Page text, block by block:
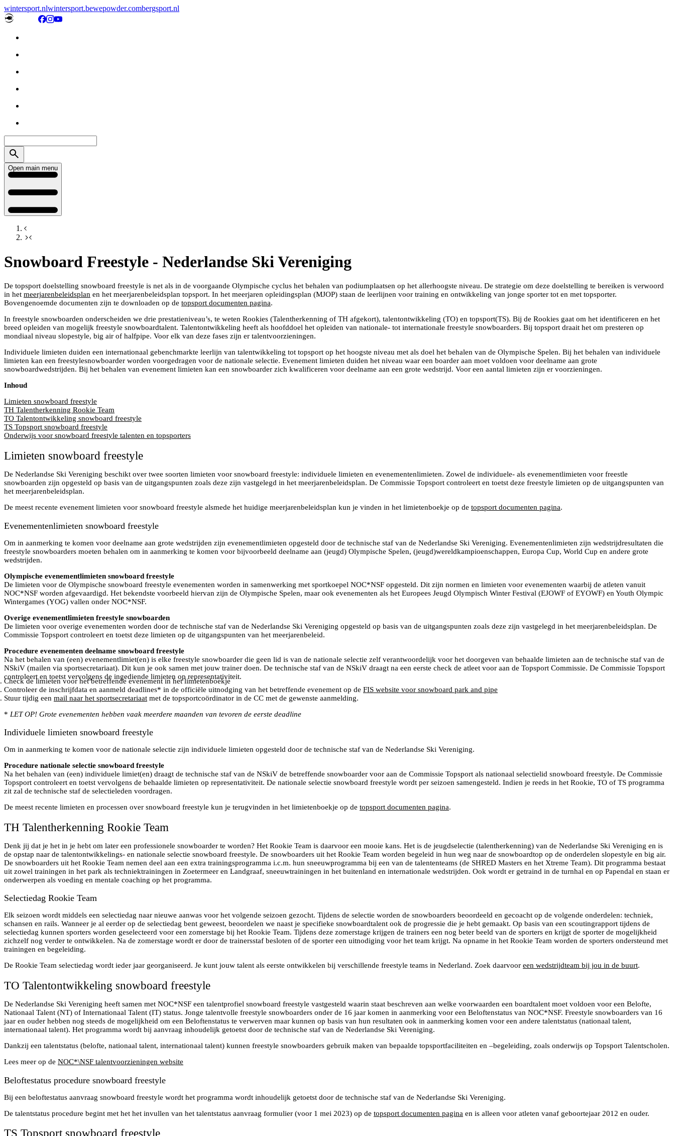
wintersport.nlwintersport.bewepowder.combergsport.nl
Open main menu
Snowboard Freestyle - Nederlandse Ski Vereniging
De topsport doelstelling snowboard freestyle is net als in de voorgaande Olympische cyclus het behalen van podiumplaatsen op het allerhoogste niveau. De strategie om deze doelstelling te bereiken is verwoord
in het meerjarenbeleidsplan en het meerjarenbeleidsplan topsport. In het meerjaren opleidingsplan (MJOP) staan de leerlijnen voor training en ontwikkeling van jonge sporter tot en met topsporter.
Bovengenoemde documenten zijn te downloaden op de topsport documenten pagina.
In freestyle snowboarden onderscheiden we drie prestatieniveau’s, te weten Rookies (Talentherkenning of TH afgekort), talentontwikkeling (TO) en topsport(TS). Bij de Rookies gaat om het identificeren en het
breed opleiden van mogelijk freestyle snowboardtalent. Talentontwikkeling heeft als hoofddoel het opleiden van nationale- tot internationale freestyle snowboarders. Bij topsport draait het om presteren op
mondiaal niveau slopestyle, big air of halfpipe. Voor elk van deze fases zijn er talentvoorzieningen.
Individuele limieten duiden een internationaal gebenchmarkte leerlijn van talentwikkeling tot topsport op het hoogste niveau met als doel het behalen van de Olympische Spelen. Bij het behalen van individuele
limieten kan een freestylesnowboarder worden voorgedragen voor de nationale selectie. Evenement limieten duiden het niveau waar een boarder aan moet voldoen voor deelname aan grote
snowboardwedstrijden. Bij het behalen van evenement limieten kan een snowboarder zich kwalificeren voor deelname aan een grote wedstrijd. Voor een aantal limieten zijn er voorzieningen.
Inhoud
Limieten snowboard freestyle
TH Talentherkenning Rookie Team
TO Talentontwikkeling snowboard freestyle
TS Topsport snowboard freestyle
Onderwijs voor snowboard freestyle talenten en topsporters
Limieten snowboard freestyle
De Nederlandse Ski Vereniging beschikt over twee soorten limieten voor snowboard freestyle: individuele limieten en evenementenlimieten. Zowel de individuele- als evenementlimieten voor freestle
snowboarden zijn opgesteld op basis van de uitgangspunten zoals deze zijn vastgelegd in het meerjarenbeleidsplan. De Commissie Topsport controleert en toetst deze freestyle limieten op de uitgangspunten van
het meerjarenbeleidsplan.
De meest recente evenement limieten voor snowboard freestyle alsmede het huidige meerjarenbeleidsplan kun je vinden in het limietenboekje op de topsport documenten pagina.
Evenementenlimieten snowboard freestyle
Om in aanmerking te komen voor deelname aan grote wedstrijden zijn evenementlimieten opgesteld door de technische staf van de Nederlandse Ski Vereniging. Evenementenlimieten zijn wedstrijdresultaten die
freestyle snowboarders moeten behalen om in aanmerking te komen voor bijvoorbeeld deelname aan (jeugd) Olympische Spelen, (jeugd)wereldkampioenschappen, Europa Cup, World Cup en andere grote
wedstrijden.
Olympische evenementlimieten snowboard freestyle
De limieten voor de Olympische snowboard freestyle evenementen worden in samenwerking met sportkoepel NOC*NSF opgesteld. Dit zijn normen en limieten voor evenementen waarbij de atleten vanuit
NOC*NSF worden afgevaardigd. Het bekendste voorbeeld hiervan zijn de Olympische Spelen, maar ook evenementen als het Europees Jeugd Olympisch Winter Festival (EJOWF of EYOWF) en Youth Olympic
Wintergames (YOG) vallen onder NOC*NSF.
Overige evenementlimieten freestyle snowboarden
De limieten voor overige evenementen worden door de technische staf van de Nederlandse Ski Vereniging opgesteld op basis van de uitgangspunten zoals deze zijn vastgelegd in het meerjarenbeleidsplan. De
Commissie Topsport controleert en toetst deze limieten op de uitgangspunten van het meerjarenbeleid.
Procedure evenementen deelname snowboard freestyle
Na het behalen van (een) evenementlimiet(en) is elke freestyle snowboarder die geen lid is van de nationale selectie zelf verantwoordelijk voor het doorgeven van behaalde limieten aan de technische staf van de
NSkiV (mailen via sportsecretariaat). Dit kun je ook samen met jouw trainer doen. De technische staf van de NSkiV draagt na een eerste check de atleet voor aan de Topsport Commissie. De Commissie Topsport
controleert en toetst vervolgens de ingediende limieten op representativiteit.
Check de limieten voor het betreffende evenement in het limietenboekje
Controleer de inschrijfdata en aanmeld deadlines* in de officiële uitnodging van het betreffende evenement op de FIS website voor snowboard park and pipe
Stuur tijdig een mail naar het sportsecretariaat met de topsportcoördinator in de CC met de gewenste aanmelding.
* LET OP! Grote evenementen hebben vaak meerdere maanden van tevoren de eerste deadline
Individuele limieten snowboard freestyle
Om in aanmerking te komen voor de nationale selectie zijn individuele limieten opgesteld door de technische staf van de Nederlandse Ski Vereniging.
Procedure nationale selectie snowboard freestyle
Na het behalen van (een) individuele limiet(en) draagt de technische staf van de NSkiV de betreffende snowboarder voor aan de Commissie Topsport als nationaal selectielid snowboard freestyle. De Commissie
Topsport controleert en toetst vervolgens de behaalde limieten op representativiteit. De nationale selectie snowboard freestyle wordt per seizoen samengesteld. Indien je reeds in het Rookie, TO of TS programma
zit zal de technische staf de selectieleden voordragen.
De meest recente limieten en processen over snowboard freestyle kun je terugvinden in het limietenboekje op de topsport documenten pagina.
TH Talentherkenning Rookie Team
Denk jij dat je het in je hebt om later een professionele snowboarder te worden? Het Rookie Team is daarvoor een mooie kans. Het is de jeugdselectie (talentherkenning) van de Nederlandse Ski Vereniging en is
de opstap naar de talentontwikkelings- en nationale selectie snowboard freestyle. De snowboarders uit het Rookie Team worden begeleid in hun weg naar de snowboardtop op de onderdelen slopestyle en big air.
De snowboarders uit het Rookie Team nemen deel aan een extra trainingsprogramma i.c.m. hun sneeuwprogramma bij een van de talententeams (de SHRED Masters en het Xtreme Team). Dit programma bestaat
uit zowel trainingen in het park als techniektrainingen in Zoetermeer en Landgraaf, sneeuwtrainingen in het buitenland en internationale wedstrijden. Ook wordt er getraind in de turnhal en op Papendal en staan er
onderwerpen als voeding en mentale coaching op het programma.
Selectiedag Rookie Team
Elk seizoen wordt middels een selectiedag naar nieuwe aanwas voor het volgende seizoen gezocht. Tijdens de selectie worden de snowboarders beoordeeld en gecoacht op de volgende onderdelen: techniek,
schansen en rails. Wanneer je al eerder op de selectiedag bent geweest, beoordelen we naast je specifieke snowboardtalent ook de progressie die je hebt gemaakt. Op basis van een scoutingrapport tijdens de
selectiedag kunnen sporters worden geselecteerd voor een zomerstage bij het Rookie Team. Tijdens deze zomerstage krijgen de trainers een nog beter beeld van de sporters en krijgt de sporter de mogelijkheid
zichzelf nog verder te ontwikkelen. Na de zomerstage wordt er door de trainersstaf besloten of de sporter een uitnodiging voor het team krijgt. Na opname in het Rookie Team worden de sporters ondersteund met
trainingen en begeleiding.
De Rookie Team selectiedag wordt ieder jaar georganiseerd. Je kunt jouw talent als eerste ontwikkelen bij verschillende freestyle teams in Nederland. Zoek daarvoor een wedstrijdteam bij jou in de buurt.
TO Talentontwikkeling snowboard freestyle
De Nederlandse Ski Vereniging heeft samen met NOC*NSF een talentprofiel snowboard freestyle vastgesteld waarin staat beschreven aan welke voorwaarden een boardtalent moet voldoen voor een Belofte,
Nationaal Talent (NT) of Internationaal Talent (IT) status. Jonge talentvolle freestyle snowboarders onder de 16 jaar komen in aanmerking voor een Beloftenstatus van NOC*NSF. Freestyle snowboarders van 16
jaar en ouder hebben nog steeds de mogelijkheid om een Beloftenstatus te verwerven maar kunnen op basis van hun resultaten ook in aanmerking komen voor een andere talentstatus (nationaal talent,
internationaal talent). Het programma wordt bij aanvraag inhoudelijk getoetst door de technische staf van de Nederlandse Ski Vereniging.
Dankzij een talentstatus (belofte, nationaal talent, internationaal talent) kunnen freestyle snowboarders gebruik maken van bepaalde topsportfaciliteiten en –begeleiding, zoals onderwijs op Topsport Talentscholen.
Lees meer op de NOC*\NSF talentvoorzieningen website
Beloftestatus procedure snowboard freestyle
Bij een beloftestatus aanvraag snowboard freestyle wordt het programma wordt inhoudelijk getoetst door de technische staf van de Nederlandse Ski Vereniging.
De talentstatus procedure begint met het het invullen van het talentstatus aanvraag formulier (voor 1 mei 2023) op de topsport documenten pagina en is alleen voor atleten vanaf geboortejaar 2012 en ouder.
TS Topsport snowboard freestyle